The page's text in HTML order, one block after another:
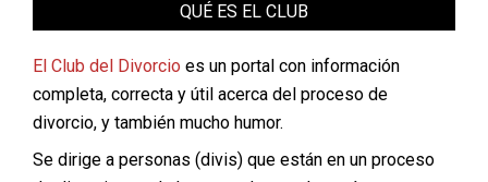
QUÉ ES EL CLUB
El Club del Divorcio es un portal con información
completa, correcta y útil acerca del proceso de
divorcio, y también mucho humor.
Se dirige a personas (divis) que están en un proceso